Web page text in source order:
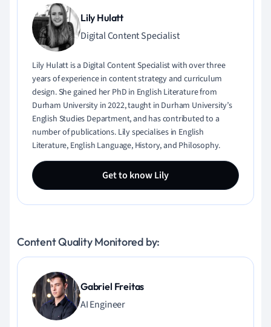
Lily Hulatt
Digital Content Specialist
Lily Hulatt is a Digital Content Specialist with over three
years of experience in content strategy and curriculum
design. She gained her PhD in English Literature from
Durham University in 2022, taught in Durham University’s
English Studies Department, and has contributed to a
number of publications. Lily specialises in English
Literature, English Language, History, and Philosophy.
Get to know Lily
Content Quality Monitored by:
Gabriel Freitas
AI Engineer